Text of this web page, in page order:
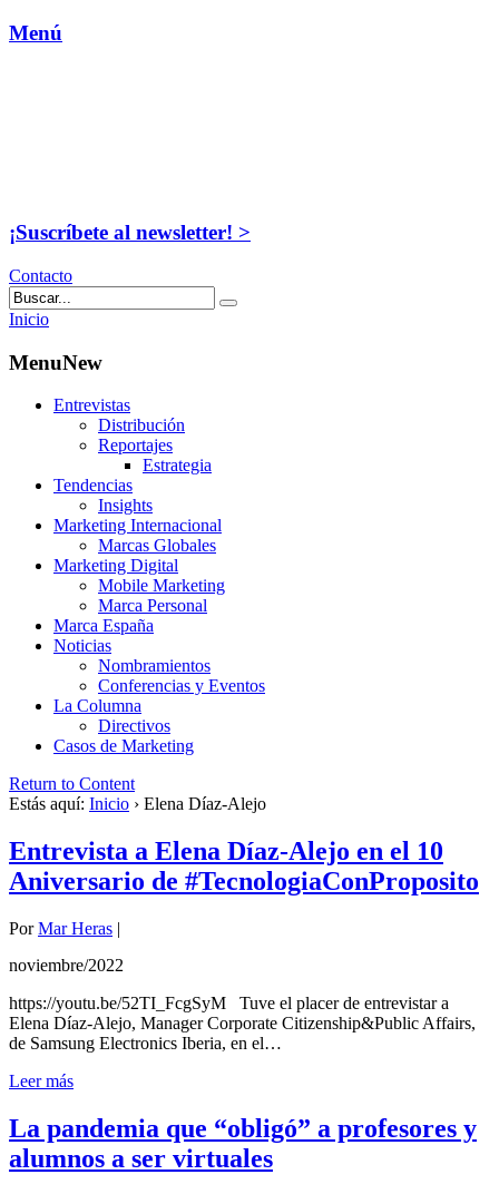
Menú
¡Suscríbete al newsletter! >
Contacto
Inicio
MenuNew
Entrevistas
Distribución
Reportajes
Estrategia
Tendencias
Insights
Marketing Internacional
Marcas Globales
Marketing Digital
Mobile Marketing
Marca Personal
Marca España
Noticias
Nombramientos
Conferencias y Eventos
La Columna
Directivos
Casos de Marketing
Return to Content
Estás aquí: Inicio › Elena Díaz-Alejo
Entrevista a Elena Díaz-Alejo en el 10
Aniversario de #TecnologiaConProposito
PorMar Heras |
noviembre/2022
https://youtu.be/52TI_FcgSyM Tuve el placer de entrevistar a
Elena Díaz-Alejo, Manager Corporate Citizenship&Public Affairs,
de Samsung Electronics Iberia, en el…
Leer más
La pandemia que “obligó” a profesores y
alumnos a ser virtuales